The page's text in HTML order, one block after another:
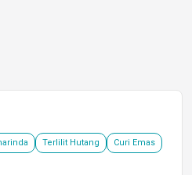
Terlilit Hutang Curi Emas